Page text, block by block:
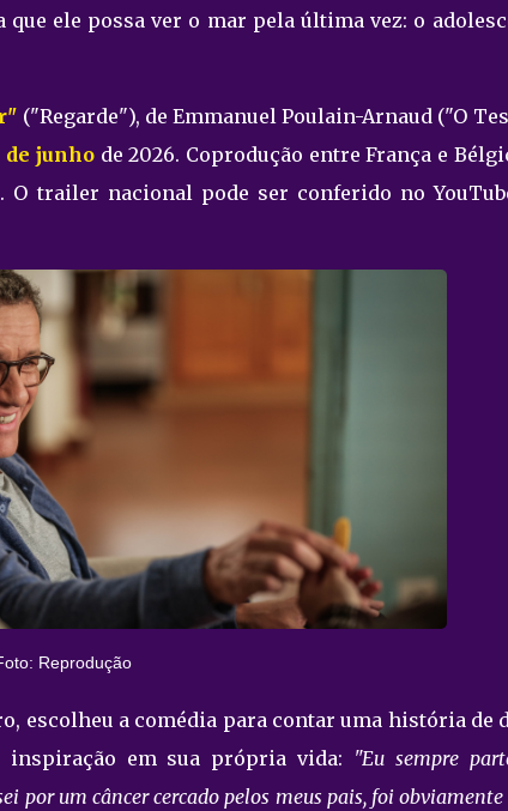
ele possa ver o mar pela última vez: o
("Regarde"), de Emmanuel Poulain-Arnaud ("O
de junhode 2026. Coprodução entre França e
. O trailer nacional pode ser conferido no
Reprodução
escolheu a comédia para contar uma história de
inspiração em sua própria vida: "Eu sempre
por um câncer cercado pelos meus pais, foi